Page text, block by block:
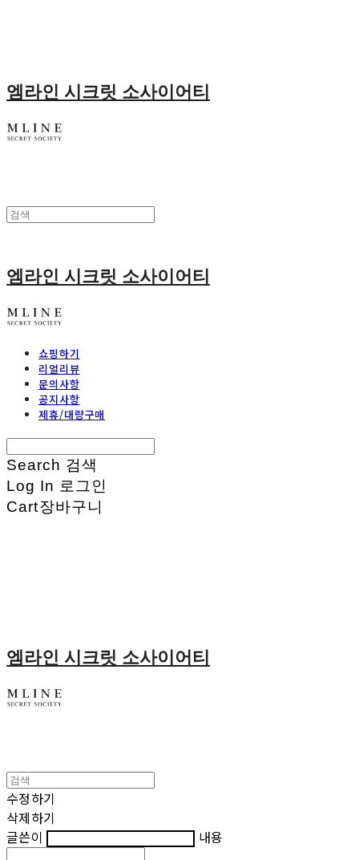
엠라인 시크릿 소사이어티
엠라인 시크릿 소사이어티
쇼핑하기
리얼리뷰
문의사항
공지사항
제휴/대량구매
Search 검색
Log In 로그인
Cart장바구니
엠라인 시크릿 소사이어티
수정하기
삭제하기
글쓴이
내용